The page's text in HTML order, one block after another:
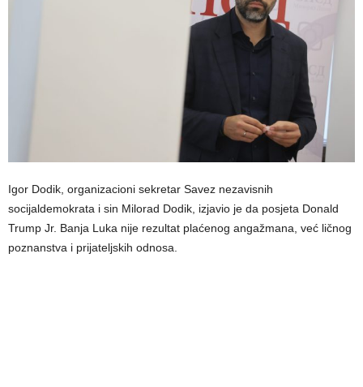
Igor Dodik, organizacioni sekretar Savez nezavisnih
socijaldemokrata i sin Milorad Dodik, izjavio je da posjeta Donald
Trump Jr. Banja Luka nije rezultat plaćenog angažmana, već ličnog
poznanstva i prijateljskih odnosa.